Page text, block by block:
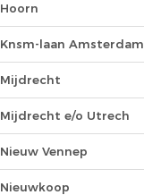
Hoorn
Knsm-laan Amsterdam
Mijdrecht
Mijdrecht e/o Utrech
Nieuw Vennep
Nieuwkoop